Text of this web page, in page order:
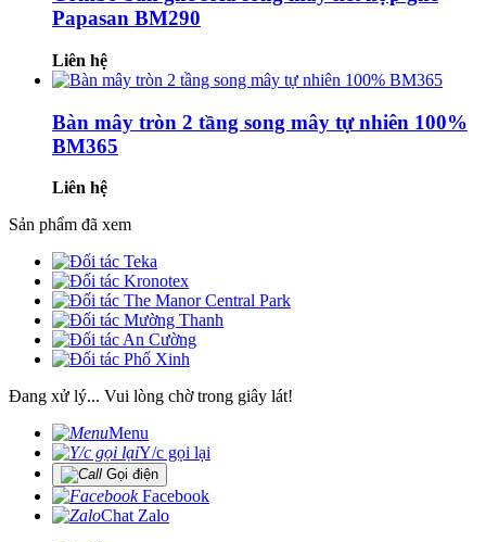
Papasan BM290
Liên hệ
Bàn mây tròn 2 tầng song mây tự nhiên 100%
BM365
Liên hệ
Sản phẩm đã xem
Đang xử lý... Vui lòng chờ trong giây lát!
Menu
Y/c gọi lại
Gọi điện
Facebook
Chat Zalo